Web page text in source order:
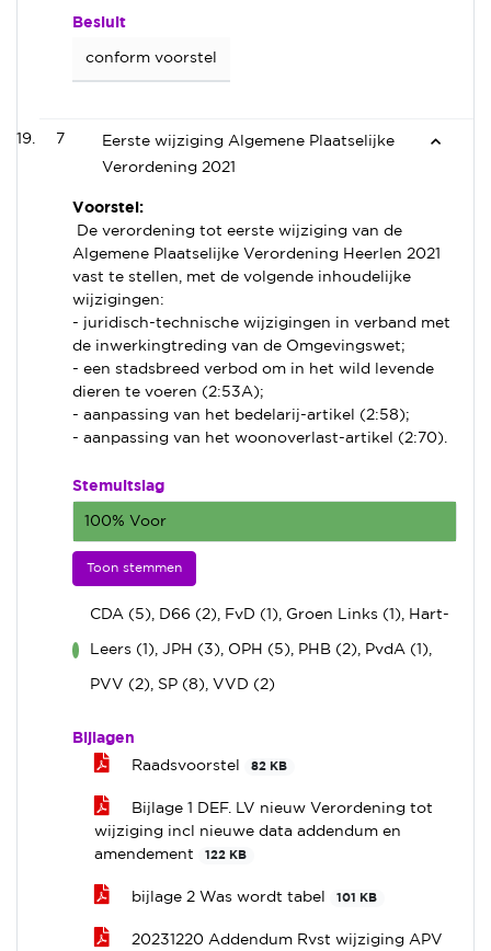
Besluit
conform voorstel
7
Eerste wijziging Algemene Plaatselijke
Verordening 2021
Voorstel:
De verordening tot eerste wijziging van de
Algemene Plaatselijke Verordening Heerlen 2021
vast te stellen, met de volgende inhoudelijke
wijzigingen:
- juridisch-technische wijzigingen in verband met
de inwerkingtreding van de Omgevingswet;
- een stadsbreed verbod om in het wild levende
dieren te voeren (2:53A);
- aanpassing van het bedelarij-artikel (2:58);
- aanpassing van het woonoverlast-artikel (2:70).
Stemuitslag
100% Voor
Toon stemmen
CDA (5), D66 (2), FvD (1), Groen Links (1), Hart-
Leers (1), JPH (3), OPH (5), PHB (2), PvdA (1),
PVV (2), SP (8), VVD (2)
Bijlagen
Raadsvoorstel 82 KB
Bijlage 1 DEF. LV nieuw Verordening tot
wijziging incl nieuwe data addendum en
amendement
122 KB
bijlage 2 Was wordt tabel 101 KB
20231220 Addendum Rvst wijziging APV